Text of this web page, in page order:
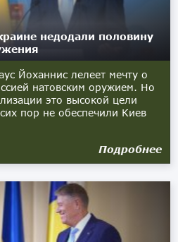
недодали половину
Йоханнис лелеет мечту о
натовским оружием. Но
это высокой цели
пор не обеспечили Киев
Подробнее